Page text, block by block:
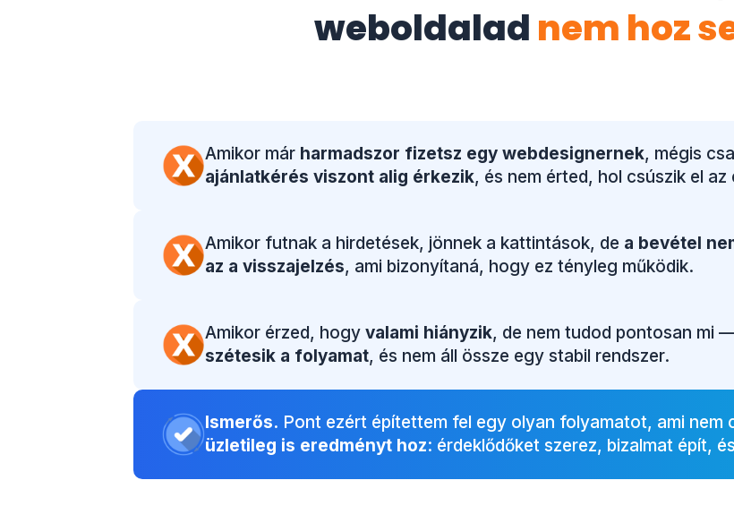
weboldalad nem hoz
Amikor már harmadszor fizetsz egy webdesignernek, mégis
ajánlatkérés viszont alig érkezik, és nem érted, hol csúszik el az
Amikor futnak a hirdetések, jönnek a kattintások, de a bevétel
az a visszajelzés, ami bizonyítaná, hogy ez tényleg működik.
Amikor érzed, hogy valami hiányzik, de nem tudod pontosan mi
szétesik a folyamat, és nem áll össze egy stabil rendszer.
Ismerős. Pont ezért építettem fel egy olyan folyamatot, ami nem
üzletileg is eredményt hoz: érdeklődőket szerez, bizalmat épít,